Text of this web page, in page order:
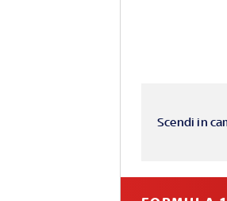
Scendi in